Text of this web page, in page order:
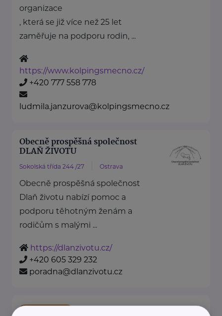
organizace
, která se již více než 25 let
zaměřuje na podporu rodin, ...
https://www.kolpingsmecno.cz/
+420 777 558 778
ludmila.janzurova@kolpingsmecno.cz
Obecně prospěšná společnost
DLAŇ ŽIVOTU
Sokolská třída 244 /27 Ostrava
Obecně prospěšná společnost
Dlaň životu nabízí pomoc a
podporu těhotným ženám a
rodičům s malými ...
https://dlanzivotu.cz/
+420 605 329 232
poradna@dlanzivotu.cz